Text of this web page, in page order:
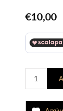
€10,00